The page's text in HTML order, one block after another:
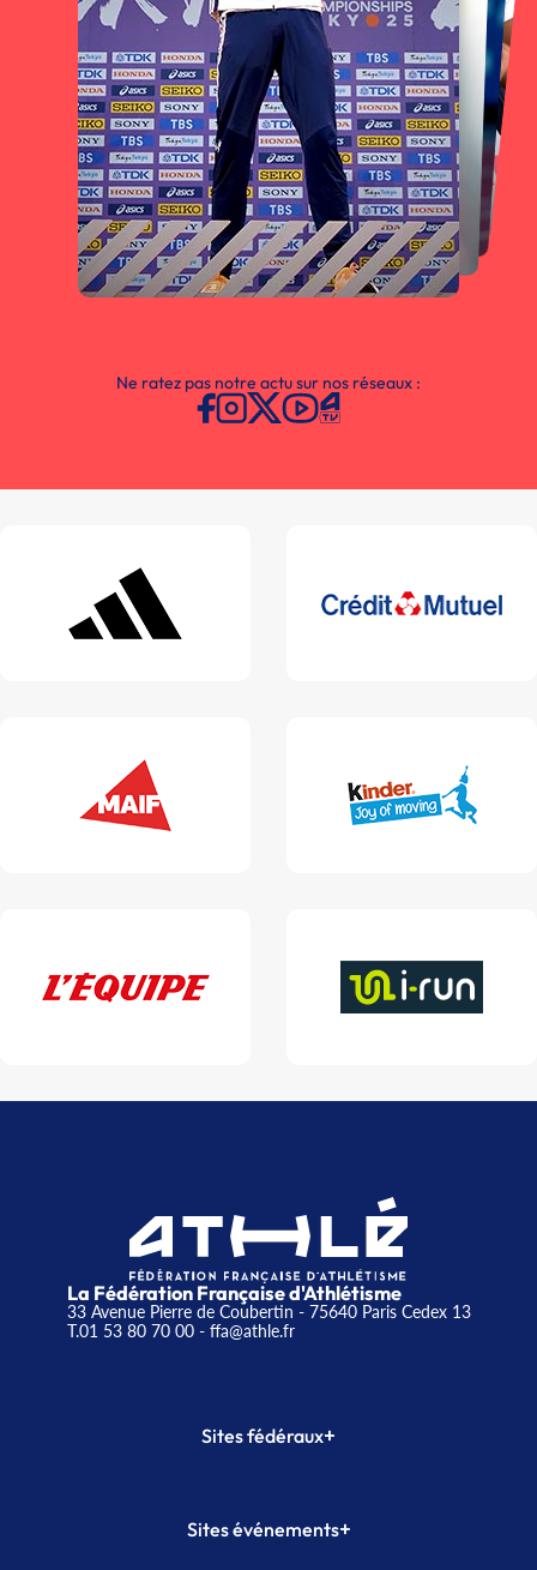
Ne ratez pas notre actu sur nos réseaux :
La Fédération Française d'Athlétisme
33 Avenue Pierre de Coubertin - 75640 Paris Cedex 13
T.01 53 80 70 00- ffa@athle.fr
Sites fédéraux+
Plateforme Formation
Sites événements+